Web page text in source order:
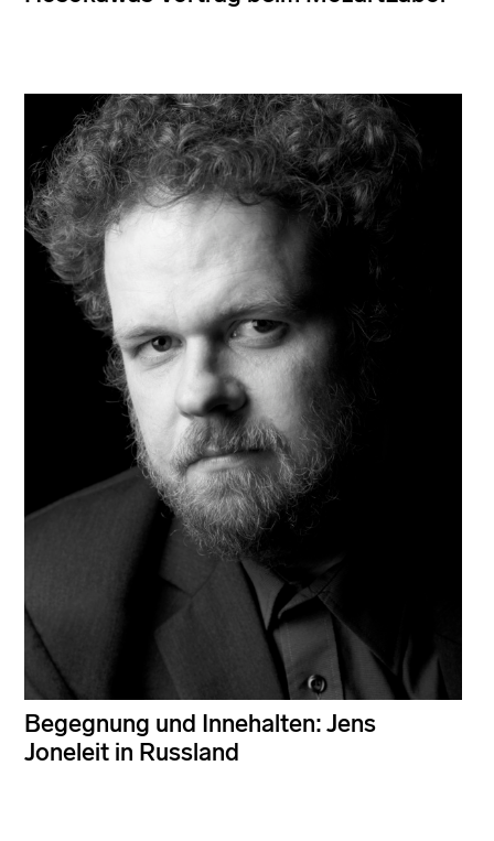
Begegnung und Innehalten: Jens
Joneleit in Russland